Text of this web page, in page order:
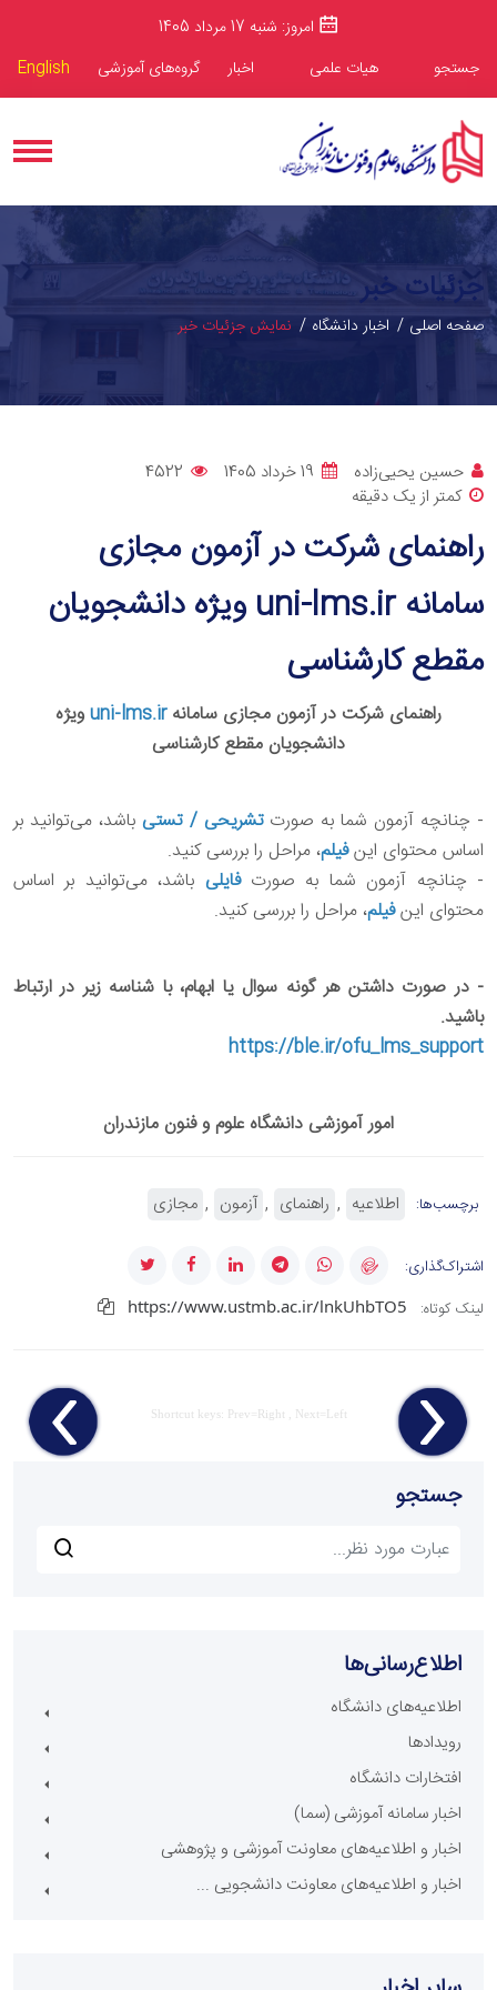
امروز: شنبه 17 مرداد 1405
جستجو
هیات علمی اخبار گروه‌های آموزشی English
جزئیات خبر
صفحه اصلی اخبار دانشگاه نمایش جزئیات خبر
حسین یحیی‌زاده 19 خرداد 1405
4522
کمتر از یک دقیقه
راهنمای شرکت در آزمون مجازی
سامانه uni-lms.ir ویژه دانشجویان
مقطع کارشناسی
راهنمای شرکت در آزمون مجازی سامانهuni-lms.irویژه
دانشجویان مقطع کارشناسی
- چنانچه آزمون شما به صورتتشریحی / تستی باشد، می‌توانید بر
اساس محتوای اینفیلم، مراحل را بررسی کنید.
‌- چنانچه آزمون شما به صورتفایلی باشد، می‌توانید بر اساس
محتوای اینفیلم، مراحل را بررسی کنید.
- در صورت داشتن هر گونه سوال یا ابهام، با شناسه زیر در ارتباط
باشید.
https://ble.ir/ofu_lms_support
امور آموزشی دانشگاه علوم و فنون مازندران
برچسب‌ها: اطلاعیه راهنمای آزمون مجازی
اشتراک‌گذاری:
لینک کوتاه:
https://www.ustmb.ac.ir/lnkUhbTO5
Shortcut keys: Prev=Right , Next=Left
جستجو
اطلاع‌رسانی‌ها
اطلاعیه‌های دانشگاه
رویدادها
افتخارات دانشگاه
اخبار سامانه آموزشی (سما)
اخبار و اطلاعیه‌های معاونت آموزشی و پژوهشی
اخبار و اطلاعیه‌های معاونت دانشجویی ...